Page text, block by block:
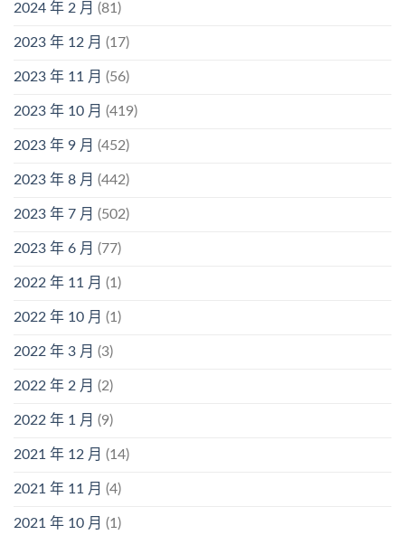
2024 年 2 月 (81)
2023 年 12 月 (17)
2023 年 11 月 (56)
2023 年 10 月 (419)
2023 年 9 月 (452)
2023 年 8 月 (442)
2023 年 7 月 (502)
2023 年 6 月 (77)
2022 年 11 月 (1)
2022 年 10 月 (1)
2022 年 3 月 (3)
2022 年 2 月 (2)
2022 年 1 月 (9)
2021 年 12 月 (14)
2021 年 11 月 (4)
2021 年 10 月 (1)